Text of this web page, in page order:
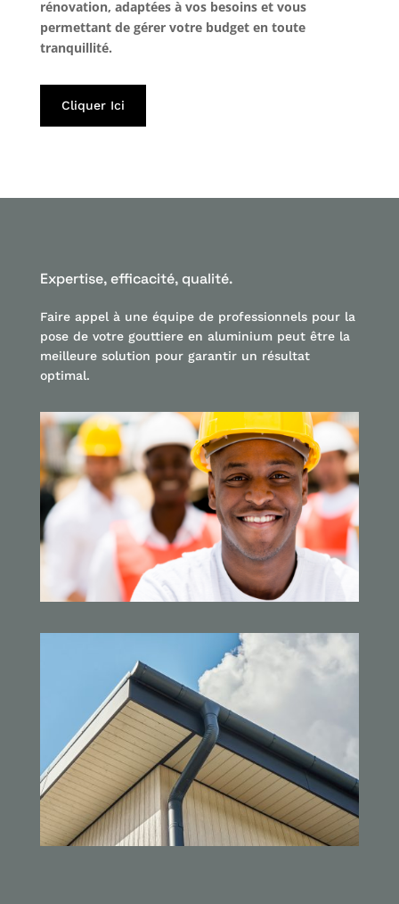
rénovation, adaptées à vos besoins et vous
permettant de gérer votre budget en toute
tranquillité.
Cliquer Ici
Expertise, efficacité, qualité.
Faire appel à une équipe de professionnels pour la
pose de votre gouttiere en aluminium peut être la
meilleure solution pour garantir un résultat
optimal.